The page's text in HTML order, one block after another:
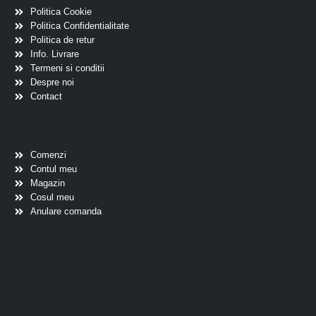
Politica Cookie
Politica Confidentialitate
Politica de retur
Info. Livrare
Termeni si conditii
Despre noi
Contact
Comenzi
Contul meu
Magazin
Cosul meu
Anulare comanda